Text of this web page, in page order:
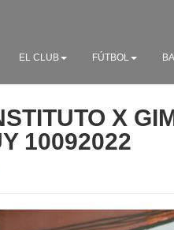
EL CLUB FÚTBOL
X
10092022